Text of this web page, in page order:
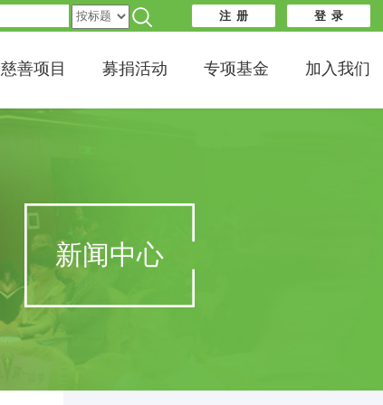
注 册 登 录
慈善项目 募捐活动 专项基金 加入我们
新闻中心